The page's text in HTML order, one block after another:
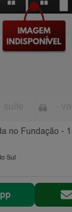
no Fundação -
Sul